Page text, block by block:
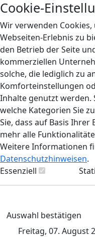
Cookie-
Wir verwenden
Webseiten-Erlebnis zu
den Betrieb der Seite
kommerziellen
solche, die lediglich zu
Komforteinstellungen
Inhalte genutzt werden.
welche Kategorien Sie
Sie, dass auf Basis
mehr alle
Weitere Informationen
Datenschutzhinweisen.
Essenziell
Auswahl bestätigen
Freitag, 07. August